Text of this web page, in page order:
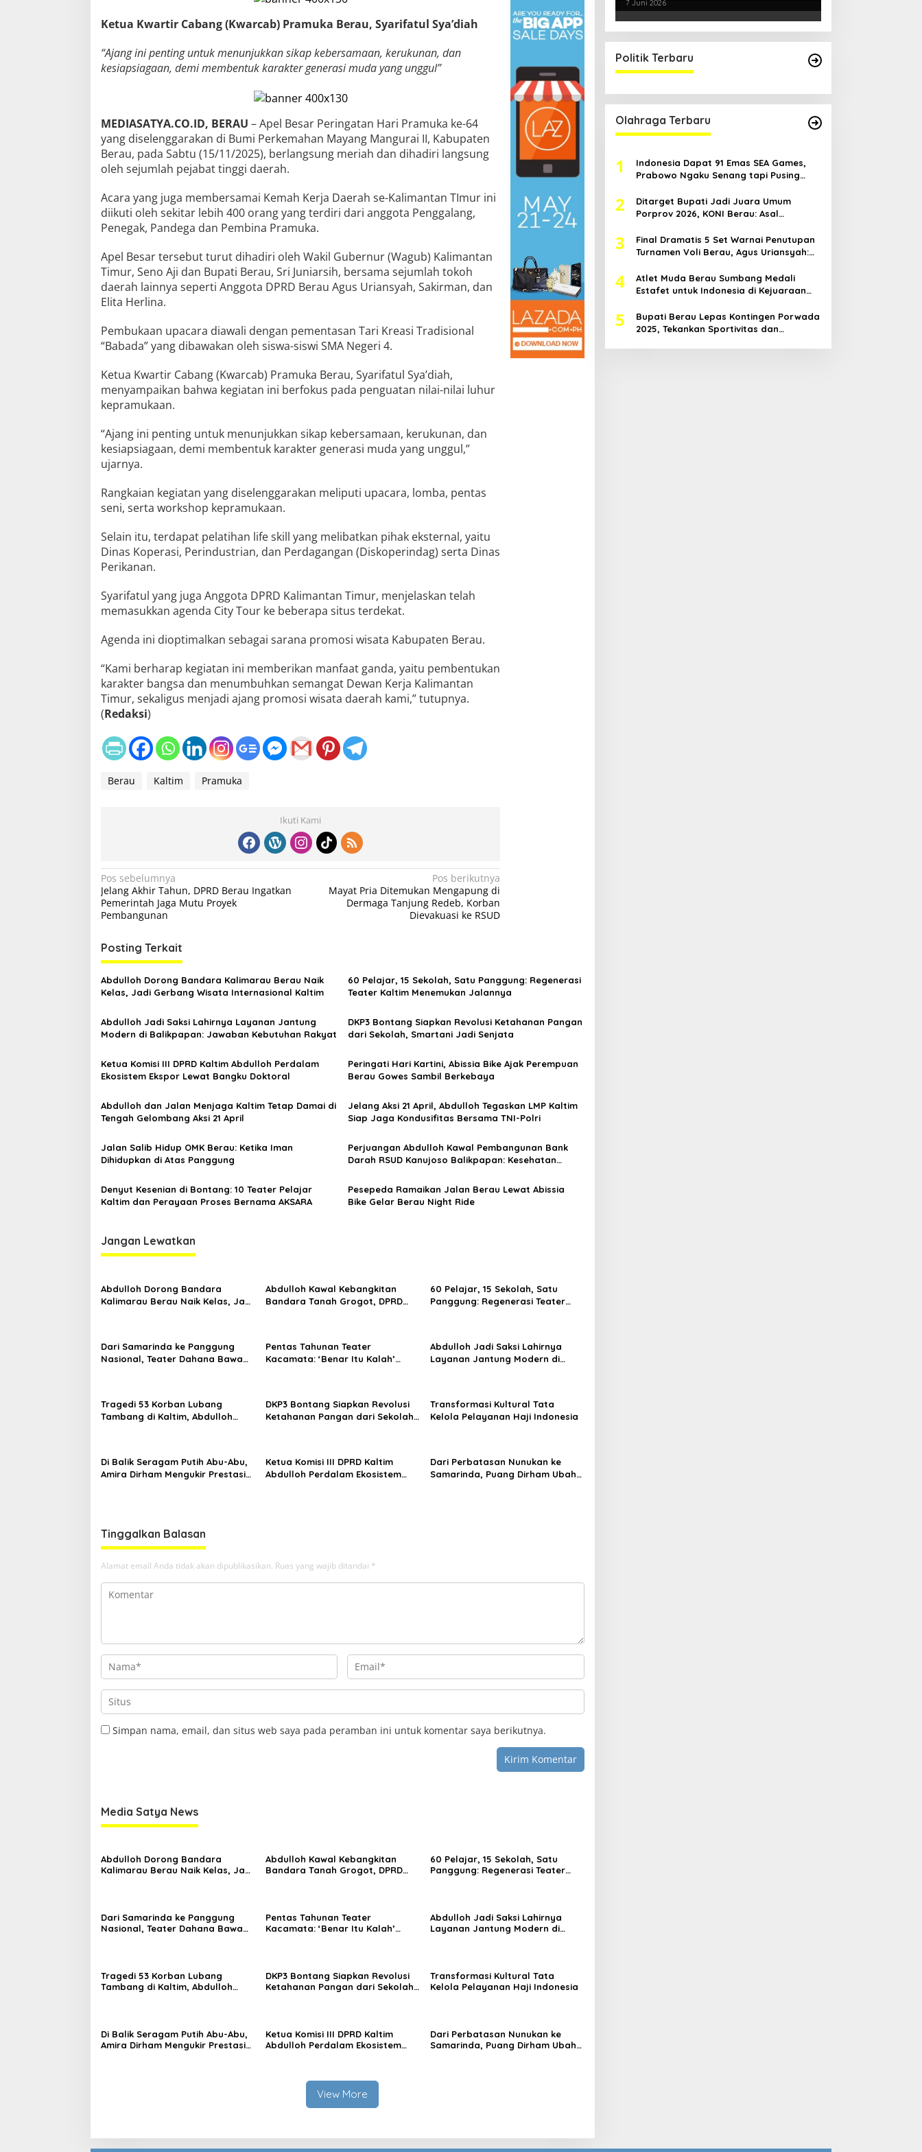
Ketua Kwartir Cabang (Kwarcab) Pramuka Berau, Syarifatul Sya’diah
“Ajang ini penting untuk menunjukkan sikap kebersamaan, kerukunan, dan
kesiapsiagaan, demi membentuk karakter generasi muda yang unggul”
MEDIASATYA.CO.ID, BERAU – Apel Besar Peringatan Hari Pramuka ke-64
yang diselenggarakan di Bumi Perkemahan Mayang Mangurai II, Kabupaten
Berau, pada Sabtu (15/11/2025), berlangsung meriah dan dihadiri langsung
oleh sejumlah pejabat tinggi daerah.
Acara yang juga membersamai Kemah Kerja Daerah se-Kalimantan TImur ini
diikuti oleh sekitar lebih 400 orang yang terdiri dari anggota Penggalang,
Penegak, Pandega dan Pembina Pramuka.
Apel Besar tersebut turut dihadiri oleh Wakil Gubernur (Wagub) Kalimantan
Timur, Seno Aji dan Bupati Berau, Sri Juniarsih, bersama sejumlah tokoh
daerah lainnya seperti Anggota DPRD Berau Agus Uriansyah, Sakirman, dan
Elita Herlina.
Pembukaan upacara diawali dengan pementasan Tari Kreasi Tradisional
“Babada” yang dibawakan oleh siswa-siswi SMA Negeri 4.
Ketua Kwartir Cabang (Kwarcab) Pramuka Berau, Syarifatul Sya’diah,
menyampaikan bahwa kegiatan ini berfokus pada penguatan nilai-nilai luhur
kepramukaan.
“Ajang ini penting untuk menunjukkan sikap kebersamaan, kerukunan, dan
kesiapsiagaan, demi membentuk karakter generasi muda yang unggul,”
ujarnya.
Rangkaian kegiatan yang diselenggarakan meliputi upacara, lomba, pentas
seni, serta workshop kepramukaan.
Selain itu, terdapat pelatihan life skill yang melibatkan pihak eksternal, yaitu
Dinas Koperasi, Perindustrian, dan Perdagangan (Diskoperindag) serta Dinas
Perikanan.
Syarifatul yang juga Anggota DPRD Kalimantan Timur, menjelaskan telah
memasukkan agenda City Tour ke beberapa situs terdekat.
Agenda ini dioptimalkan sebagai sarana promosi wisata Kabupaten Berau.
“Kami berharap kegiatan ini memberikan manfaat ganda, yaitu pembentukan
karakter bangsa dan menumbuhkan semangat Dewan Kerja Kalimantan
Timur, sekaligus menjadi ajang promosi wisata daerah kami,” tutupnya.
(Redaksi)
Berau Kaltim Pramuka
Ikuti Kami
N
a
v
i
g
a
s
i
p
s
Pos sebelumnya
Jelang Akhir Tahun, DPRD Berau Ingatkan
Pemerintah Jaga Mutu Proyek
Pembangunan
Pos berikutnya
Mayat Pria Ditemukan Mengapung di
Dermaga Tanjung Redeb, Korban
Dievakuasi ke RSUD
Posting Terkait
Abdulloh Dorong Bandara Kalimarau Berau Naik
Kelas, Jadi Gerbang Wisata Internasional Kaltim
60 Pelajar, 15 Sekolah, Satu Panggung: Regenerasi
Teater Kaltim Menemukan Jalannya
Abdulloh Jadi Saksi Lahirnya Layanan Jantung
Modern di Balikpapan: Jawaban Kebutuhan Rakyat
DKP3 Bontang Siapkan Revolusi Ketahanan Pangan
dari Sekolah, Smartani Jadi Senjata
Ketua Komisi III DPRD Kaltim Abdulloh Perdalam
Ekosistem Ekspor Lewat Bangku Doktoral
Peringati Hari Kartini, Abissia Bike Ajak Perempuan
Berau Gowes Sambil Berkebaya
Abdulloh dan Jalan Menjaga Kaltim Tetap Damai di
Tengah Gelombang Aksi 21 April
Jelang Aksi 21 April, Abdulloh Tegaskan LMP Kaltim
Siap Jaga Kondusifitas Bersama TNI-Polri
Jalan Salib Hidup OMK Berau: Ketika Iman
Dihidupkan di Atas Panggung
Perjuangan Abdulloh Kawal Pembangunan Bank
Darah RSUD Kanujoso Balikpapan: Kesehatan
Denyut Kesenian di Bontang: 10 Teater Pelajar
Kaltim dan Perayaan Proses Bernama AKSARA
Pesepeda Ramaikan Jalan Berau Lewat Abissia
Bike Gelar Berau Night Ride
Jangan Lewatkan
Abdulloh Dorong Bandara
Kalimarau Berau Naik Kelas, Jadi
Abdulloh Kawal Kebangkitan
Bandara Tanah Grogot, DPRD
60 Pelajar, 15 Sekolah, Satu
Panggung: Regenerasi Teater
Dari Samarinda ke Panggung
Nasional, Teater Dahana Bawa
Pentas Tahunan Teater
Kacamata: ‘Benar Itu Kalah’
Abdulloh Jadi Saksi Lahirnya
Layanan Jantung Modern di
Tragedi 53 Korban Lubang
Tambang di Kaltim, Abdulloh
DKP3 Bontang Siapkan Revolusi
Ketahanan Pangan dari Sekolah,
Transformasi Kultural Tata
Kelola Pelayanan Haji Indonesia
Di Balik Seragam Putih Abu-Abu,
Amira Dirham Mengukir Prestasi
Ketua Komisi III DPRD Kaltim
Abdulloh Perdalam Ekosistem
Dari Perbatasan Nunukan ke
Samarinda, Puang Dirham Ubah
Tinggalkan Balasan
Alamat email Anda tidak akan dipublikasikan. Ruas yang wajib ditandai *
Simpan nama, email, dan situs web saya pada peramban ini untuk komentar saya berikutnya.
Media Satya News
Abdulloh Dorong Bandara
Kalimarau Berau Naik Kelas, Jadi
Abdulloh Kawal Kebangkitan
Bandara Tanah Grogot, DPRD
60 Pelajar, 15 Sekolah, Satu
Panggung: Regenerasi Teater
Dari Samarinda ke Panggung
Nasional, Teater Dahana Bawa
Pentas Tahunan Teater
Kacamata: ‘Benar Itu Kalah’
Abdulloh Jadi Saksi Lahirnya
Layanan Jantung Modern di
Tragedi 53 Korban Lubang
Tambang di Kaltim, Abdulloh
DKP3 Bontang Siapkan Revolusi
Ketahanan Pangan dari Sekolah,
Transformasi Kultural Tata
Kelola Pelayanan Haji Indonesia
Di Balik Seragam Putih Abu-Abu,
Amira Dirham Mengukir Prestasi
Ketua Komisi III DPRD Kaltim
Abdulloh Perdalam Ekosistem
Dari Perbatasan Nunukan ke
Samarinda, Puang Dirham Ubah
View More
7 Juni 2026
Politik Terbaru
Olahraga Terbaru
1
Indonesia Dapat 91 Emas SEA Games,
Prabowo Ngaku Senang tapi Pusing
2
Ditarget Bupati Jadi Juara Umum
Porprov 2026, KONI Berau: Asal
3
Final Dramatis 5 Set Warnai Penutupan
Turnamen Voli Berau, Agus Uriansyah:
4
Atlet Muda Berau Sumbang Medali
Estafet untuk Indonesia di Kejuaraan
5
Bupati Berau Lepas Kontingen Porwada
2025, Tekankan Sportivitas dan